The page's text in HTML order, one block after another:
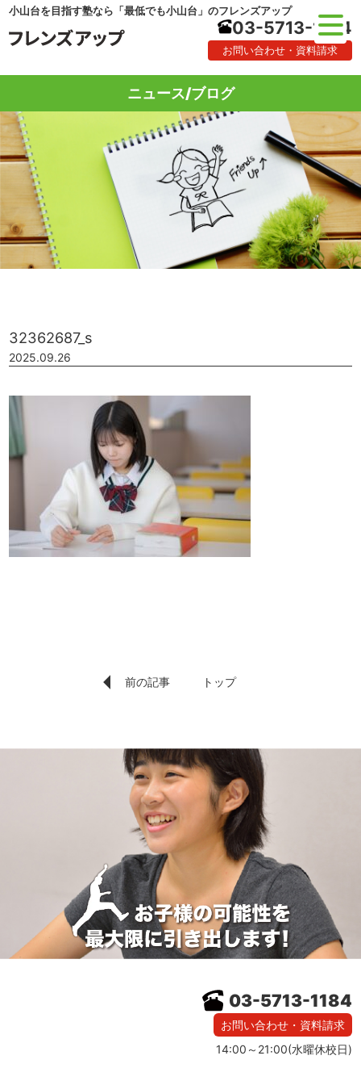
小山台を目指す塾なら「最低でも小山台」のフレンズアップ
03-5713-1184
お問い合わせ・資料請求
ニュース/ブログ
32362687_s
2025.09.26
前の記事 トップ
03-5713-1184
お問い合わせ・資料請求
14:00～21:00(水曜休校日)